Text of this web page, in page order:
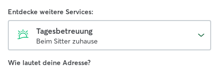
Entdecke weitere Services:
Tagesbetreuung
Beim Sitter zuhause
Wie lautet deine Adresse?